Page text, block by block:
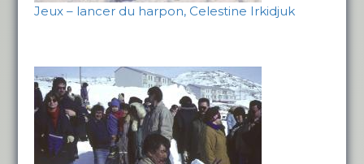
Jeux – lancer du harpon, Celestine Irkidjuk